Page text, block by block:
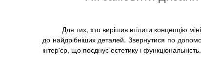
Для тих, хто вирішив втілити концепцію
до найдрібніших деталей. Звернутися по
інтер'єр, що поєднує естетику і функціональність.